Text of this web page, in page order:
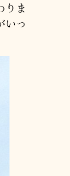
りま
いっ